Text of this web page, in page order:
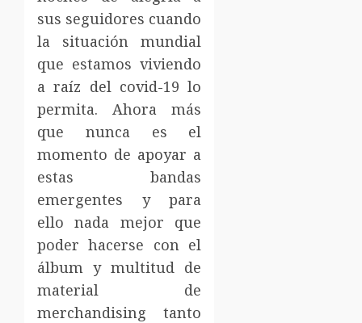
sus seguidores cuando
la situación mundial
que estamos viviendo
a raíz del covid-19 lo
permita. Ahora más
que nunca es el
momento de apoyar a
estas bandas
emergentes y para
ello nada mejor que
poder hacerse con el
álbum y multitud de
material de
merchandising tanto